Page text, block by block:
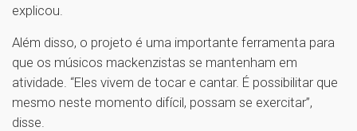
explicou.
Além disso, o projeto é uma importante ferramenta para
que os músicos mackenzistas se mantenham em
atividade. “Eles vivem de tocar e cantar. É possibilitar que
mesmo neste momento difícil, possam se exercitar”,
disse.